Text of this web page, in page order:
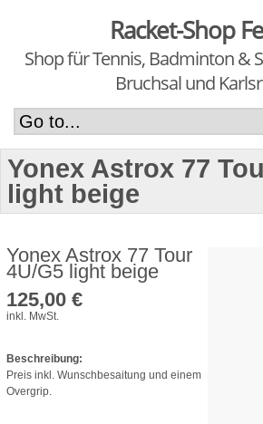
Racket-Shop
Shop für Tennis, Badminton &
Bruchsal und
Yonex Astrox 77
light beige
Yonex Astrox 77 Tour
4U/G5 light beige
125,00 €
inkl. MwSt.
Beschreibung:
Preis inkl. Wunschbesaitung und einem
Overgrip.